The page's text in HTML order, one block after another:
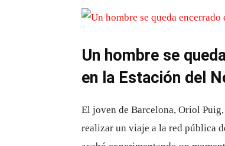
Un hombre se
en la Estación del
El joven de Barcelona, ​​Oriol
realizar un viaje a la red pública